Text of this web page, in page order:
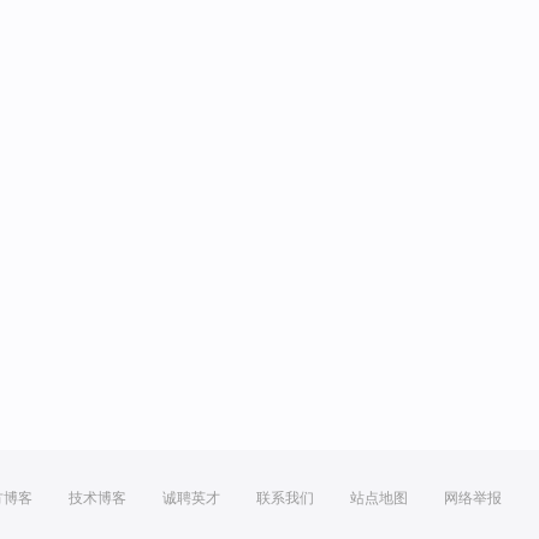
博客 技术博客 诚聘英才 联系我们 站点地图 网络举报